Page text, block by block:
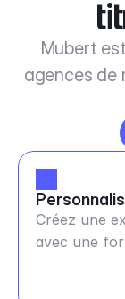
Mubert
agences de
Créez une
avec une